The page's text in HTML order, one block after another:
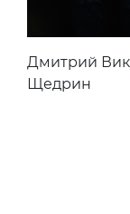
Дмитрий
Щедрин